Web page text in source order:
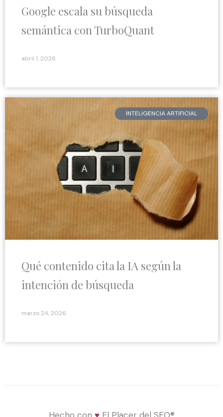
Google escala su búsqueda
semántica con TurboQuant
abril 1, 2026
INTELIGENCIA ARTIFICIAL
Qué contenido cita la IA según la
intención de búsqueda
marzo 24, 2026
Hecho con ♥El Placer del SEO®